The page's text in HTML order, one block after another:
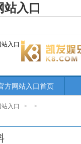
入口
入口
方网站入口首页
入口 > >